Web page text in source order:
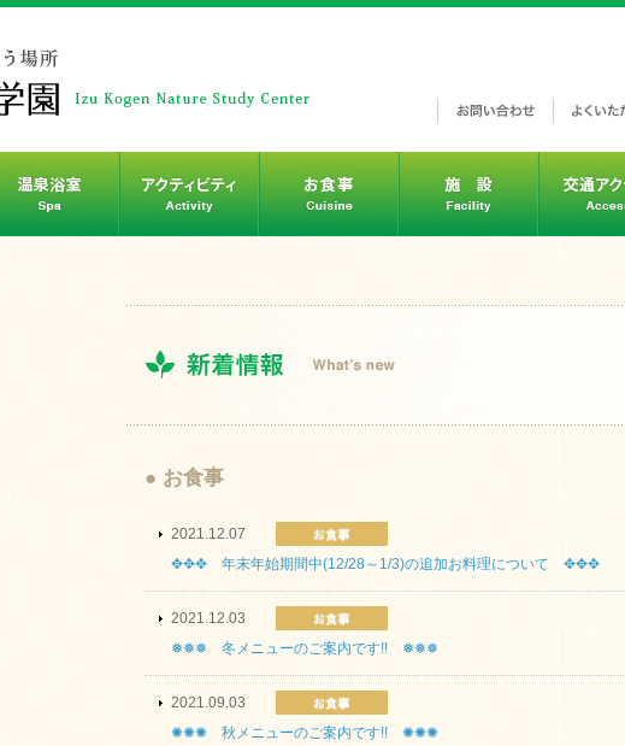
● お食事
2021.12.07
✥✥✥ 年末年始期間中(12/28～1/3)の追加お料理について ✥✥✥
2021.12.03
❅❅❅ 冬メニューのご案内です!! ❅❅❅
2021.09.03
✺✺✺ 秋メニューのご案内です!! ✺✺✺